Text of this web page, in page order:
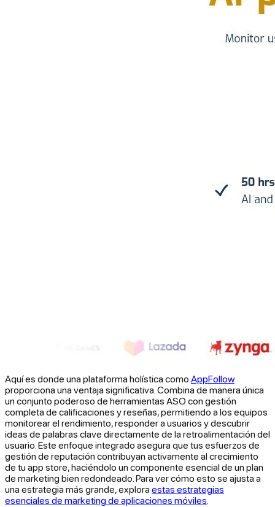
Aquí es donde una plataforma holística como AppFollow
proporciona una ventaja significativa. Combina de manera única
un conjunto poderoso de herramientas ASO con gestión
completa de calificaciones y reseñas, permitiendo a los equipos
monitorear el rendimiento, responder a usuarios y descubrir
ideas de palabras clave directamente de la retroalimentación del
usuario. Este enfoque integrado asegura que tus esfuerzos de
gestión de reputación contribuyan activamente al crecimiento
de tu app store, haciéndolo un componente esencial de un plan
de marketing bien redondeado. Para ver cómo esto se ajusta a
una estrategia más grande, explora estas estrategias
esenciales de marketing de aplicaciones móviles